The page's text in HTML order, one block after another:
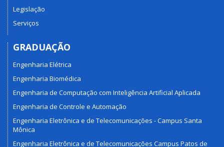
Legislação
Serviços
GRADUAÇÃO
Engenharia Elétrica
Engenharia Biomédica
Engenharia de Computação com Inteligência Artificial Aplicada
Engenharia de Controle e Automação
Engenharia Eletrônica e de Telecomunicações - Campus Santa
Mônica
Engenharia Eletrônica e de Telecomunicações Campus Patos de